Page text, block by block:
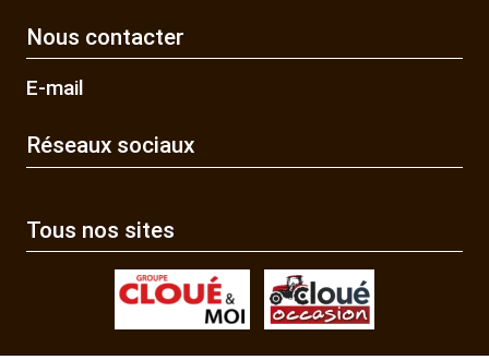
Nous contacter
E-mail
Réseaux sociaux
Tous nos sites